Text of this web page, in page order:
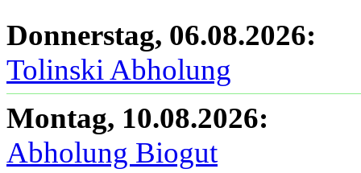
Donnerstag, 06.08.2026:
Tolinski Abholung
Montag, 10.08.2026:
Abholung Biogut